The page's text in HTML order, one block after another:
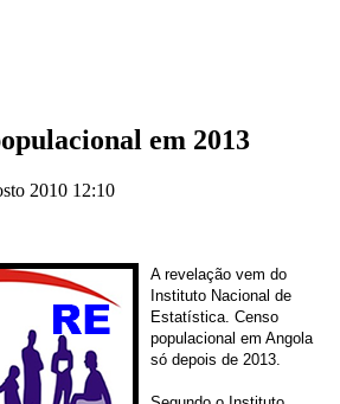
em 2013
2010 12:10
A revelação vem do
Instituto Nacional de
Estatística. Censo
populacional em Angola
só depois de 2013.